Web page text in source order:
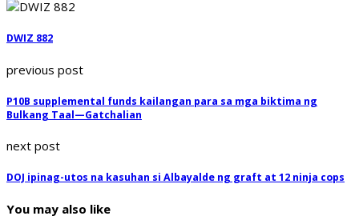
DWIZ 882
previous post
P10B supplemental funds kailangan para sa mga biktima ng
Bulkang Taal—Gatchalian
next post
DOJ ipinag-utos na kasuhan si Albayalde ng graft at 12 ninja cops
You may also like